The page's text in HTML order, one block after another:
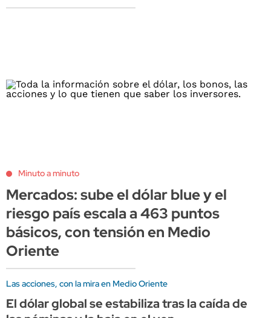
Minuto a minuto
Mercados: sube el dólar blue y el
riesgo país escala a 463 puntos
básicos, con tensión en Medio
Oriente
Las acciones, con la mira en Medio Oriente
El dólar global se estabiliza tras la caída de